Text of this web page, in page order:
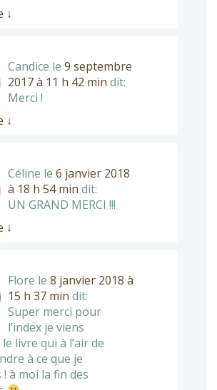
↓
Candice le 9 septembre
2017 à 11 h 42 min dit:
Merci !
↓
Céline le 6 janvier 2018
à 18 h 54 min dit:
UN GRAND MERCI !!!
↓
Flore le 8 janvier 2018 à
15 h 37 min dit:
Super merci pour
l’index je viens
le livre qui à l’air de
à ce que je
à moi la fin des